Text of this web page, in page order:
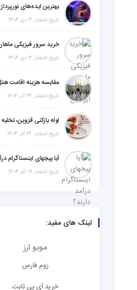
تاریخ انتشار: 3 دی 1404
تاریخ انتشار: 3 دی 1404
تاریخ انتشار: 24 آذر 1404
تاریخ انتشار: 24 آذر 1404
تاریخ انتشار: 19 آذر 1404
لینک های مفید:
موبو ارز
زوم فارس
خرید آی پی ثابت